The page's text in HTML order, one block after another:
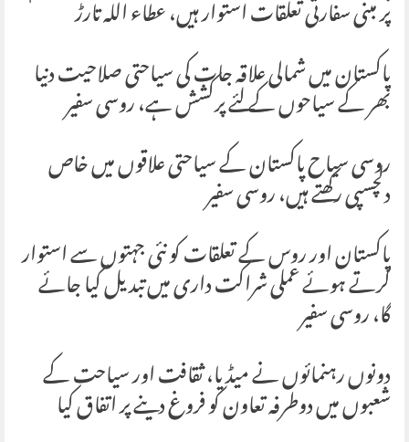
پر مبنی سفارتی تعلقات استوار ہیں، عطاء اللہ تارڑ
پاکستان میں شمالی علاقہ جات کی سیاحتی صلاحیت دنیا
بھر کے سیاحوں کے لئے پرکشش ہے، روسی سفیر
روسی سیاح پاکستان کے سیاحتی علاقوں میں خاص
دلچسپی رکھتے ہیں، روسی سفیر
پاکستان اور روس کے تعلقات کو نئی جہتوں سے استوار
کرتے ہوئے عملی شراکت داری میں تبدیل کیا جائے
گا، روسی سفیر
دونوں رہنمائوں نے میڈیا، ثقافت اور سیاحت کے
شعبوں میں دوطرفہ تعاون کو فروغ دینے پر اتفاق کیا